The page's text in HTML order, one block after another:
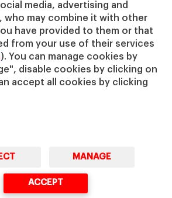
media, advertising and
who may combine it with other
have provided to them or that
from your use of their services
). You can manage cookies by
disable cookies by clicking on
accept all cookies by clicking
MANAGE
ACCEPT
Biblioteca
Canal de Compliance
Capellanía
IESE Shop
Jobs @IESE
Préstamos y becas
School | University of Navarra
Cookies Ciberseguridad